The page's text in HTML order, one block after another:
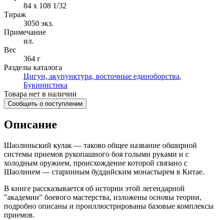
84 x 108 1/32
Тираж
3050 экз.
Примечание
ил.
Вес
364 г
Разделы каталога
Цигун, акупунктура, восточные единоборства,
Букинистика
Товара нет в наличии
Сообщить о поступлении
Описание
Шаолиньский кулак — таково общее название обширной
системы приемов рукопашного боя голыми руками и с
холодным оружием, происхождение которой связано с
Шаолинем — старинным буддийским монастырем в Китае.
В книге рассказывается об истории этой легендарной
"академии" боевого мастерства, изложены основы теории,
подробно описаны и проиллюстрированы базовые комплексы
приемов.